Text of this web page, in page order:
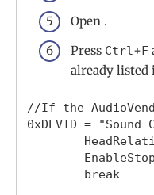
Open .
Press Ctrl+F
already listed
//If the
0xDEVID = "Sound